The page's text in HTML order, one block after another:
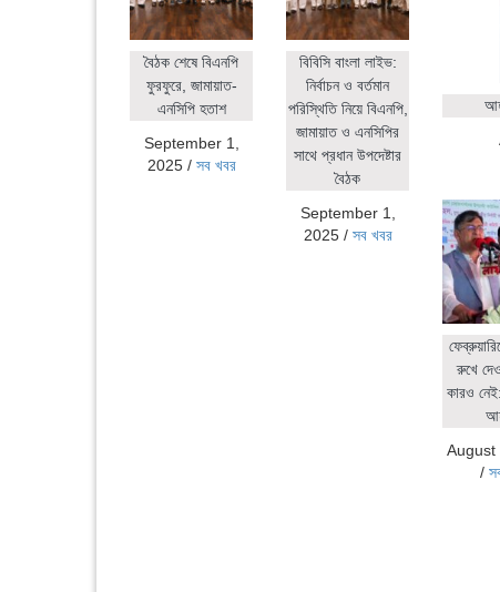
বৈঠক শেষে বিএনপি
ফুরফুরে, জামায়াত-
এনসিপি হতাশ
September 1,
2025/ সব খবর
বিবিসি বাংলা লাইভ:
নির্বাচন ও বর্তমান
পরিস্থিতি নিয়ে বিএনপি,
জামায়াত ও এনসিপির
সাথে প্রধান উপদেষ্টার
বৈঠক
September 1,
2025/ সব খবর
রুখে
কারও
August
/